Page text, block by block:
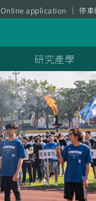
Online application 停車
研究產學